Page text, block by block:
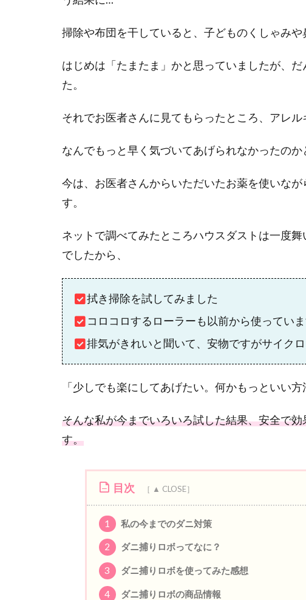
掃除や布団を干していると、子どものくしゃみや
はじめは「たまたま」かと思っていましたが、
た。
それでお医者さんに見てもらったところ、アレ
なんでもっと早く気づいてあげられなかったのか
今は、お医者さんからいただいたお薬を使いな
す。
ネットで調べてみたところハウスダストは一度
でしたから、
拭き掃除を試してみました
コロコロするローラーも以前から使ってい
排気がきれいと聞いて、安物ですがサイク
「少しでも楽にしてあげたい。何かもっといい方
そんな私が今までいろいろ試した結果、安全で
す。
目次
1 私の今までのダニ対策
2 ダニ捕りロボってなに？
3 ダニ捕りロボを使ってみた感想
4 ダニ捕りロボの商品情報